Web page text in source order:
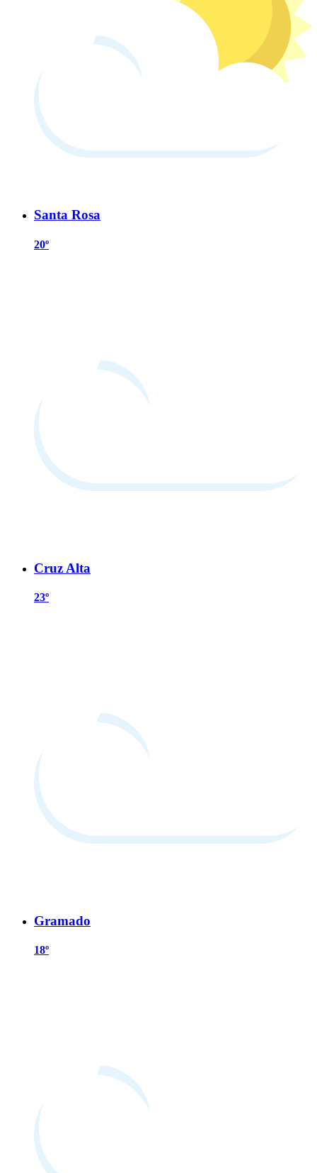
Santa Rosa
20º
Cruz Alta
23º
Gramado
18º